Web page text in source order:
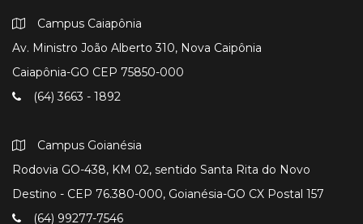
Campus Caiapônia
Av. Ministro João Alberto 310, Nova Caipônia
Caiapônia-GO CEP 75850-000
(64) 3663 - 1892
Campus Goianésia
Rodovia GO-438, KM 02, sentido Santa Rita do Novo
Destino - CEP 76.380-000, Goianésia-GO CX Postal 157
(64) 99277-7546